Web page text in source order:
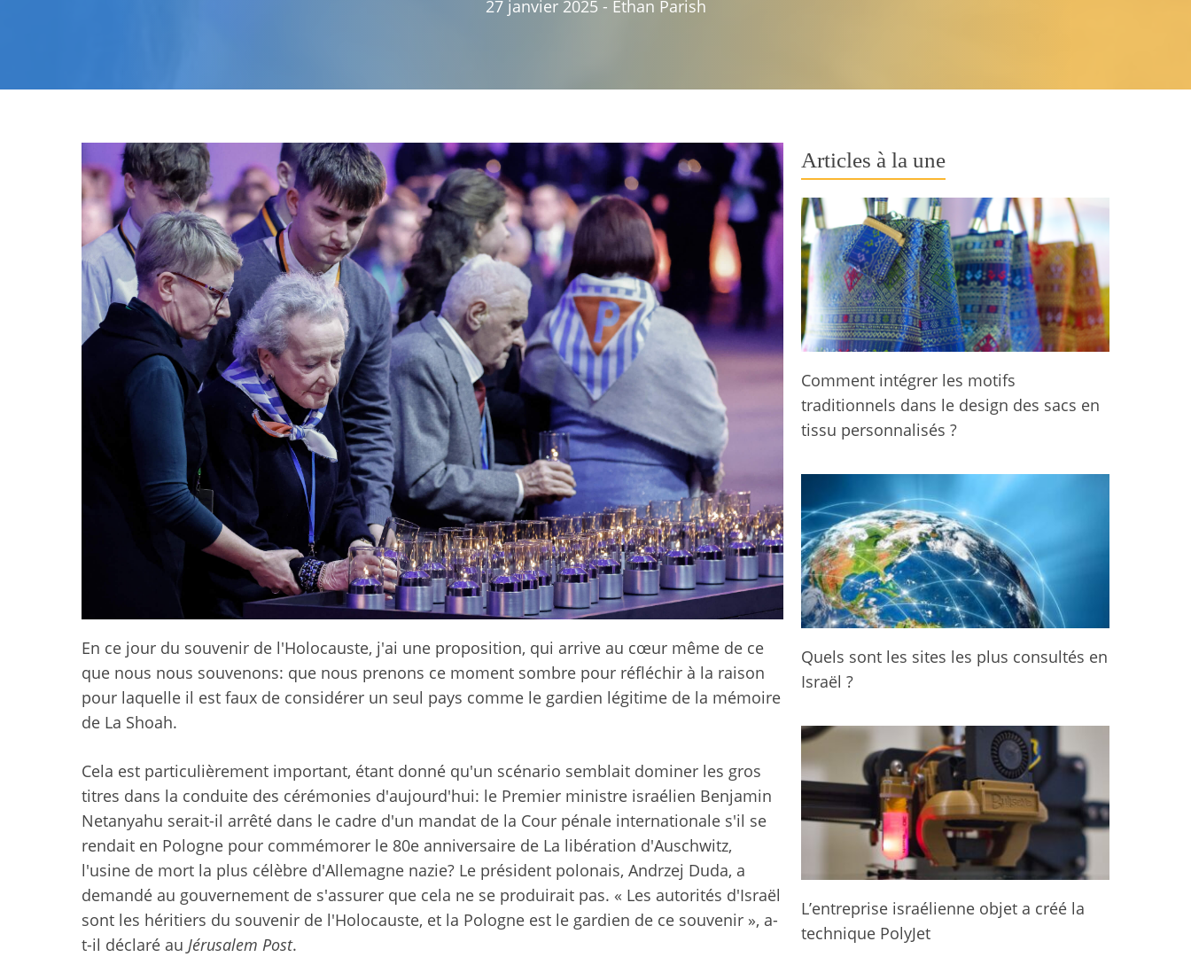
27 janvier 2025 - Ethan Parish
En ce jour du souvenir de l'Holocauste, j'ai une proposition, qui arrive au cœur même de ce
que nous nous souvenons: que nous prenons ce moment sombre pour réfléchir à la raison
pour laquelle il est faux de considérer un seul pays comme le gardien légitime de la mémoire
de La Shoah.
Cela est particulièrement important, étant donné qu'un scénario semblait dominer les gros
titres dans la conduite des cérémonies d'aujourd'hui: le Premier ministre israélien Benjamin
Netanyahu serait-il arrêté dans le cadre d'un mandat de la Cour pénale internationale s'il se
rendait en Pologne pour commémorer le 80e anniversaire de La libération d'Auschwitz,
l'usine de mort la plus célèbre d'Allemagne nazie? Le président polonais, Andrzej Duda, a
demandé au gouvernement de s'assurer que cela ne se produirait pas. « Les autorités d'Israël
sont les héritiers du souvenir de l'Holocauste, et la Pologne est le gardien de ce souvenir », a-
t-il déclaré au Jérusalem Post.
Articles à la une
Comment intégrer les motifs
traditionnels dans le design des sacs en
tissu personnalisés ?
Quels sont les sites les plus consultés en
Israël ?
L’entreprise israélienne objet a créé la
technique PolyJet